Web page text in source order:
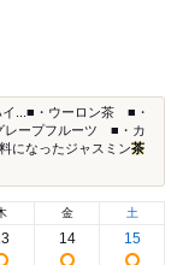
イ...■・ウーロン茶 ■・
ープフルーツ ■・カ
になったジャスミン茶
金
14
土
15